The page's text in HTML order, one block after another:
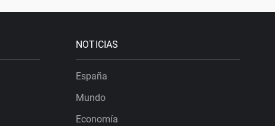
NOTICIAS
España
Mundo
Economía